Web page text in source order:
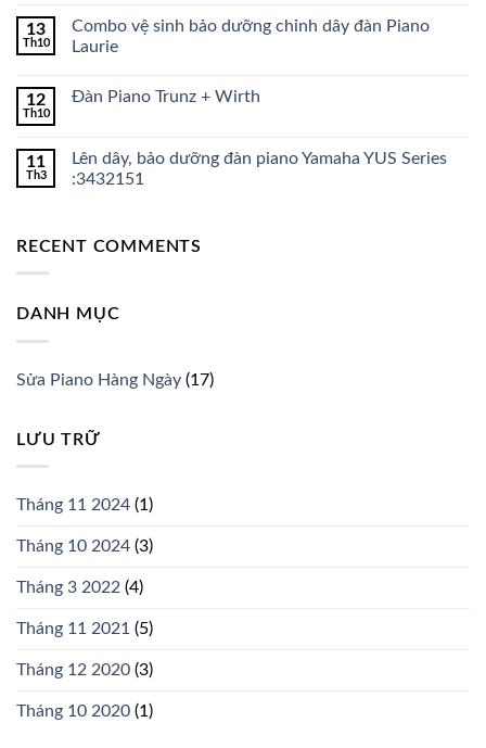
13
Th10
Combo vệ sinh bảo dưỡng chỉnh dây đàn Piano
Laurie
12
Th10
Đàn Piano Trunz + Wirth
11
Th3
Lên dây, bảo dưỡng đàn piano Yamaha YUS Series
:3432151
RECENT COMMENTS
DANH MỤC
Sửa Piano Hàng Ngày (17)
LƯU TRỮ
Tháng 11 2024 (1)
Tháng 10 2024 (3)
Tháng 3 2022 (4)
Tháng 11 2021 (5)
Tháng 12 2020 (3)
Tháng 10 2020 (1)